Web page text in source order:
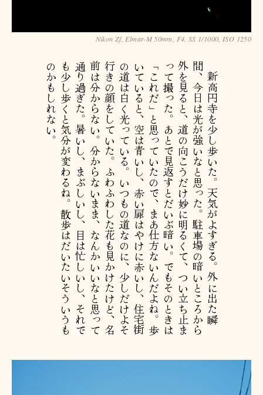
Nikon Zf, Elmar-M 50mm, F4, SS 1/1000, ISO 1250
新
高
円
寺
を
少
し
歩
い
た
。
天
気
が
よ
す
ぎ
る
。
外
に
出
た
瞬
間
、
今
日
は
光
が
強
い
な
と
思
っ
た
。
駐
車
場
の
暗
い
と
こ
ろ
か
ら
外
を
見
る
と
、
道
の
向
こ
う
だ
け
妙
に
明
る
く
て
、
つ
い
立
ち
止
ま
っ
て
撮
っ
た
。
あ
と
で
見
返
す
と
だ
い
ぶ
暗
い
。
で
も
そ
の
と
き
は
「
こ
れ
だ
」
と
思
っ
て
い
た
の
で
、
ま
あ
仕
方
な
い
ん
だ
よ
ね
。
歩
い
て
い
る
と
、
空
は
青
い
し
、
赤
い
扉
は
や
け
に
赤
い
し
、
住
宅
街
の
道
は
白
く
光
っ
て
い
る
。
い
つ
も
の
道
な
の
に
、
少
し
だ
け
よ
そ
行
き
の
顔
を
し
て
い
た
。
ふ
わ
ふ
わ
し
た
花
も
見
か
け
た
け
ど
、
名
前
は
分
か
ら
な
い
。
分
か
ら
な
い
ま
ま
、
な
ん
か
い
い
な
と
思
っ
て
通
り
過
ぎ
た
。
暑
い
し
、
ま
ぶ
し
い
し
、
目
は
忙
し
い
し
、
そ
れ
で
も
少
し
歩
く
と
気
分
が
変
わ
る
ね
。
散
歩
は
だ
い
た
い
そ
う
い
う
も
の
か
も
し
れ
な
い
。